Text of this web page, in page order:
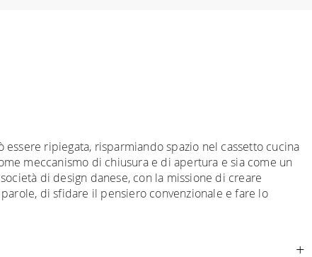
ripiegata, risparmiando spazio nel cassetto cucina
meccanismo di chiusura e di apertura e sia come un
di design danese, con la missione di creare
di sfidare il pensiero convenzionale e fare lo